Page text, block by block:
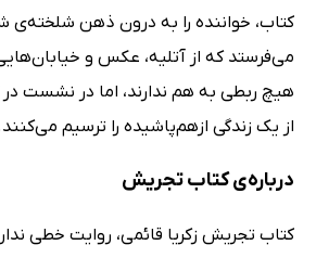
کتاب، خواننده را به درون ذهن
می‌فرستد که از آتلیه، عکس و
هیچ ربطی به هم ندارند، اما در نشست در
از یک زندگی ازهم‌پاشیده را ترسیم
درباره‌ی کتاب تجریش
کتاب تجریش زکریا قائمی، روایت خطی